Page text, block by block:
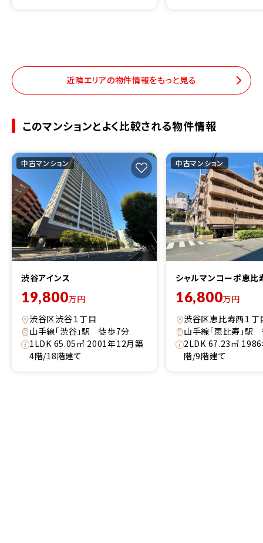
近隣エリアの物件情報をもっと見る
このマンションとよく比較される物件情報
中古マンション
渋谷アインス
19,800万円
渋谷区渋谷１丁目
山手線「渋谷」駅 徒歩7分
1LDK 65.05㎡ 2001年12月築
4階/18階建て
中古マンション
シャルマンコーポ恵比
16,800万円
渋谷区恵比寿西１丁
山手線「恵比寿」駅
2LDK 67.23㎡
階/9階建て